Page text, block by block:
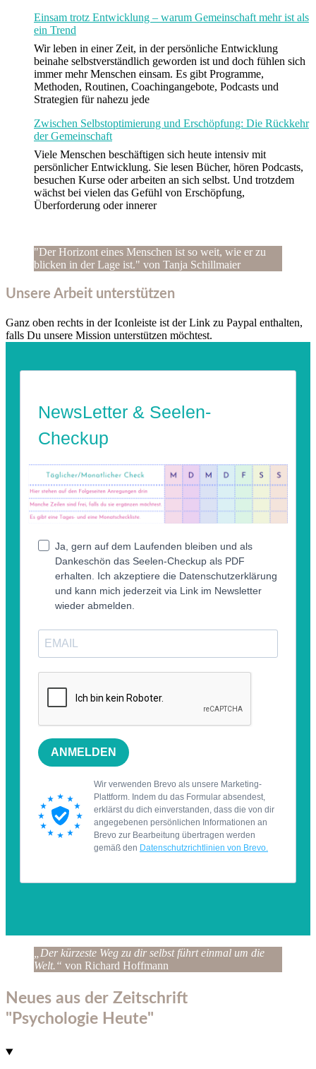
Einsam trotz Entwicklung – warum Gemeinschaft mehr ist als
ein Trend
Wir leben in einer Zeit, in der persönliche Entwicklung
beinahe selbstverständlich geworden ist und doch fühlen sich
immer mehr Menschen einsam. Es gibt Programme,
Methoden, Routinen, Coachingangebote, Podcasts und
Strategien für nahezu jede
Zwischen Selbstoptimierung und Erschöpfung: Die Rückkehr
der Gemeinschaft
Viele Menschen beschäftigen sich heute intensiv mit
persönlicher Entwicklung. Sie lesen Bücher, hören Podcasts,
besuchen Kurse oder arbeiten an sich selbst. Und trotzdem
wächst bei vielen das Gefühl von Erschöpfung,
Überforderung oder innerer
"Der Horizont eines Menschen ist so weit, wie er zu
blicken in der Lage ist." von Tanja Schillmaier
Unsere Arbeit unterstützen
Ganz oben rechts in der Iconleiste ist der Link zu Paypal enthalten,
falls Du unsere Mission unterstützen möchtest.
„Der kürzeste Weg zu dir selbst führt einmal um die
Welt.“ von Richard Hoffmann
Neues aus der Zeitschrift
"Psychologie Heute"